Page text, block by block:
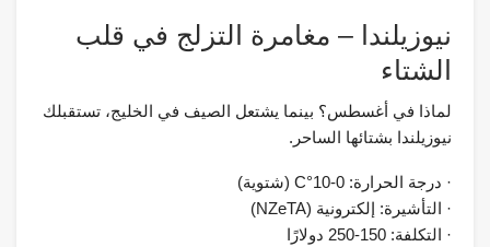
نيوزيلندا – مغامرة التزلج في قلب
الشتاء
لماذا في أغسطس؟ بينما يشتعل الصيف في الخليج، تستقبلك
نيوزيلندا بشتائها الساحر.
· درجة الحرارة: 0-10°C (شتوية)
· التأشيرة: إلكترونية (NZeTA)
· التكلفة: 150-250 دولارًا